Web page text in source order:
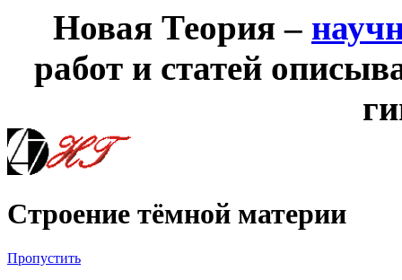
Новая Теория –
работ и статей
Строение тёмной материи
Пропустить